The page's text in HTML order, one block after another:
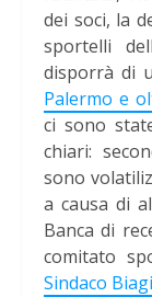
dei soci, la
sportelli
disporrà di
Palermo e
ci sono
chiari:
sono
a causa di
Banca di
comitato
Sindaco